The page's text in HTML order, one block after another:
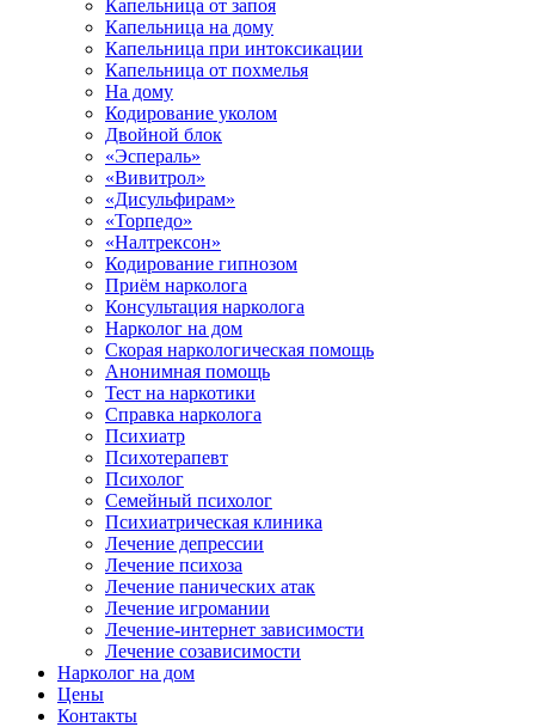
Капельница от запоя
Капельница на дому
Капельница при интоксикации
Капельница от похмелья
На дому
Кодирование уколом
Двойной блок
«Эспераль»
«Вивитрол»
«Дисульфирам»
«Торпедо»
«Налтрексон»
Кодирование гипнозом
Приём нарколога
Консультация нарколога
Нарколог на дом
Скорая наркологическая помощь
Анонимная помощь
Тест на наркотики
Справка нарколога
Психиатр
Психотерапевт
Психолог
Семейный психолог
Психиатрическая клиника
Лечение депрессии
Лечение психоза
Лечение панических атак
Лечение игромании
Лечение-интернет зависимости
Лечение созависимости
Нарколог на дом
Цены
Контакты